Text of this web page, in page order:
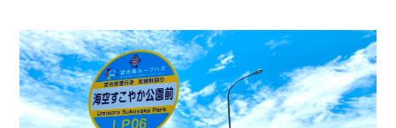
「よくばり」な1日をご紹介します。